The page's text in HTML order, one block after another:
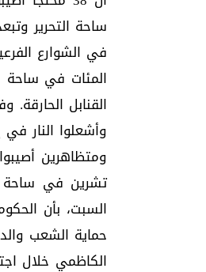
ساحة التحرير
في الشوارع
المئات في ساحة
القنابل
ومتظاهرين
تشرين في ساحة
السبت، بأن
حماية الشعب
الكاظمي خلال